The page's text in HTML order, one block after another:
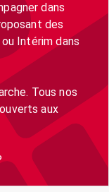
dans
des
Intérim dans
Tous nos
aux